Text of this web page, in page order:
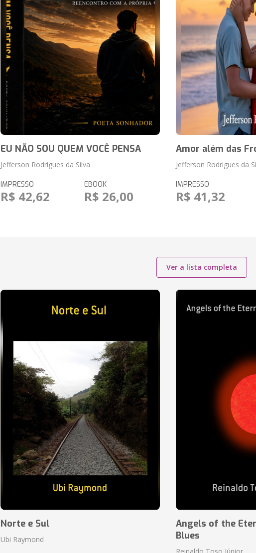
EU NÃO SOU QUEM VOCÊ PENSA
Jefferson Rodrigues da Silva
IMPRESSO
R$ 42,62
EBOOK
R$ 26,00
Amor além das
Jefferson Rodrigues da
IMPRESSO
R$ 41,32
Ver a lista completa
Norte e Sul
Ubi Raymond
Angels of the
Blues